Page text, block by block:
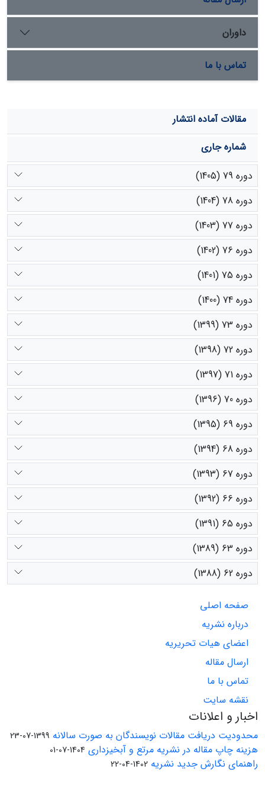
داوران
تماس با ما
مقالات آماده انتشار
شماره جاری
دوره 79 (1405)
دوره 78 (1404)
دوره 77 (1403)
دوره 76 (1402)
دوره 75 (1401)
دوره 74 (1400)
دوره 73 (1399)
دوره 72 (1398)
دوره 71 (1397)
دوره 70 (1396)
دوره 69 (1395)
دوره 68 (1394)
دوره 67 (1393)
دوره 66 (1392)
دوره 65 (1391)
دوره 63 (1389)
دوره 62 (1388)
صفحه اصلی
درباره نشریه
اعضای هیات تحریریه
ارسال مقاله
تماس با ما
نقشه سایت
اخبار و اعلانات
محدودیت دریافت مقالات نویسندگان به صورت سالانه 1399-07-23
هزینه چاپ مقاله در نشریه مرتع و آبخیزداری 1404-07-01
راهنمای نگارش جدید نشریه 1402-04-22